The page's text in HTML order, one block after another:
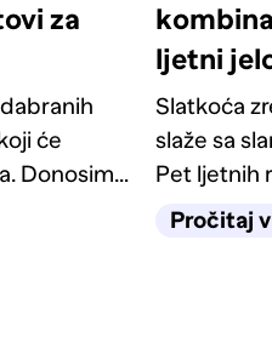
za
će
Donosimo
ljetni
Slatkoća
slaže sa
Pet ljetnih
kategorije
Pročitaj